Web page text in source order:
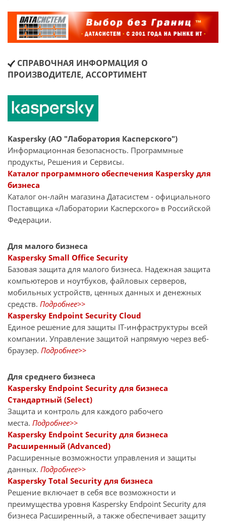
СПРАВОЧНАЯ ИНФОРМАЦИЯ О
ПРОИЗВОДИТЕЛЕ, АССОРТИМЕНТ
Kaspersky (АО "Лаборатория Касперского")
Информационная безопасность. Программные
продукты, Решения и Сервисы.
Каталог программного обеспечения Kaspersky для
бизнеса
Каталог он-лайн магазина Датасиcтем - официального
Поставщика «Лаборатории Касперского» в Российской
Федерации.
Для малого бизнеса
Kaspersky Small Office Security
Базовая защита для малого бизнеса. Надежная защита
компьютеров и ноутбуков, файловых серверов,
мобильных устройств, ценных данных и денежных
средств. Подробнее>>
Kaspersky Endpoint Security Cloud
Единое решение для защиты IT-инфраструктуры всей
компании. Управление защитой напрямую через веб-
браузер. Подробнее>>
Для среднего бизнеса
Kaspersky Endpoint Security для бизнеса
Стандартный (Select)
Защита и контроль для каждого рабочего
места. Подробнее>>
Kaspersky Endpoint Security для бизнеса
Расширенный (Advanced)
Расширенные возможности управления и защиты
данных. Подробнее>>
Kaspersky Total Security для бизнеса
Решение включает в себя все возможности и
преимущества уровня Kaspersky Endpoint Security для
бизнеса Расширенный, а также обеспечивает защиту